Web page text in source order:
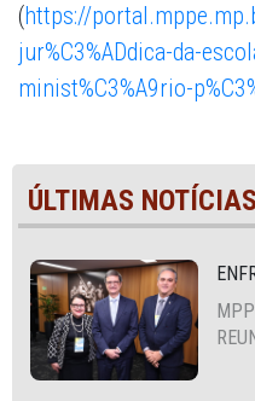
(https://
jur%C3%ADdica-da-
minist%C3%A9rio-
ÚLTIMAS NOTÍCIAS